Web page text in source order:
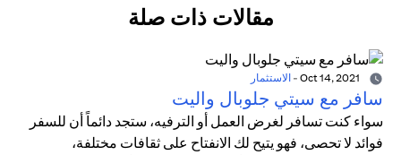
مقالات ذات صلة
- الاستثمار
سافر مع سيتي جلوبال واليت
سواء كنت تسافر لغرض العمل أو الترفيه، ستجد دائماً أن للسفر
فوائد لا تحصى، فهو يتيح لك الانفتاح على ثقافات مختلفة،